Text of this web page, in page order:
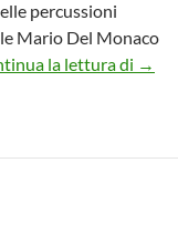
percussioni
Mario Del Monaco
la lettura di Il
→